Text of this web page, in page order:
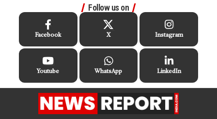
Follow us on
Facebook X Instagram
Youtube WhatsApp LinkedIn